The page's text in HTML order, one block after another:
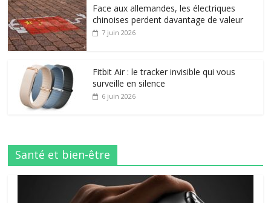
Face aux allemandes, les électriques
chinoises perdent davantage de valeur
7 juin 2026
Fitbit Air : le tracker invisible qui vous
surveille en silence
6 juin 2026
Santé et bien-être